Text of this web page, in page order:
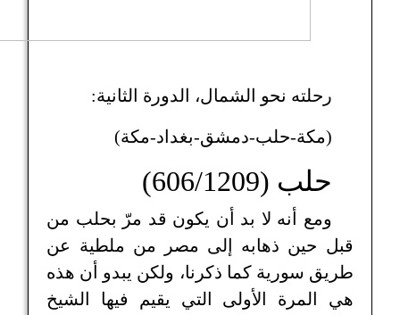
رحلته نحو الشمال، الدورة الثانية:
(مكة-حلب-دمشق-بغداد-مكة)
حلب (606/1209)
ومع أنه لا بد أن يكون قد مرّ بحلب من
قبل حين ذهابه إلى مصر من ملطية عن
طريق سورية كما ذكرنا، ولكن يبدو أن هذه
هي المرة الأولى التي يقيم فيها الشيخ